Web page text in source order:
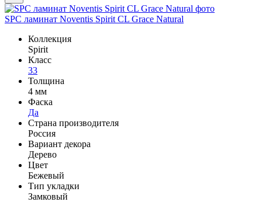
SPC ламинат Noventis Spirit CL Grace Natural
Коллекция
Spirit
Класс
33
Толщина
4 мм
Фаска
Да
Страна производителя
Россия
Вариант декора
Дерево
Цвет
Бежевый
Тип укладки
Замковый